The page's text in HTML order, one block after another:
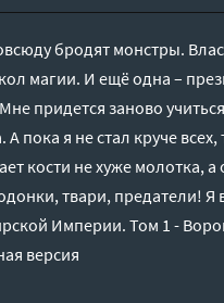
бродят монстры.
магии. И ещё одна –
придется заново
пока я не стал круче
кости не хуже молотка,
твари, предатели! Я
Империи. Том 1 -
версия